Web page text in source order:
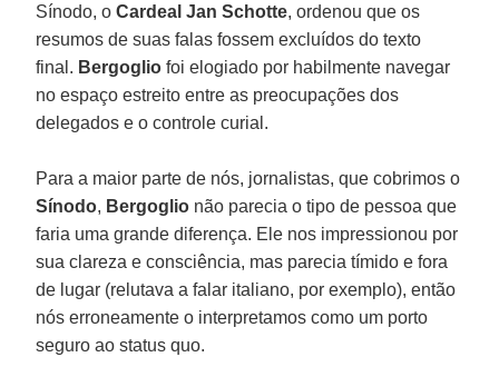
Sínodo, o Cardeal Jan Schotte, ordenou que os
resumos de suas falas fossem excluídos do texto
final. Bergoglio foi elogiado por habilmente navegar
no espaço estreito entre as preocupações dos
delegados e o controle curial.
Para a maior parte de nós, jornalistas, que cobrimos o
Sínodo, Bergoglio não parecia o tipo de pessoa que
faria uma grande diferença. Ele nos impressionou por
sua clareza e consciência, mas parecia tímido e fora
de lugar (relutava a falar italiano, por exemplo), então
nós erroneamente o interpretamos como um porto
seguro ao status quo.